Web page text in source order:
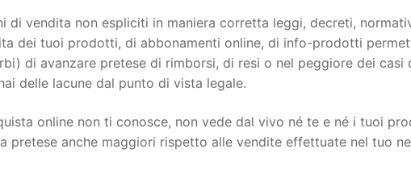
di vendita non espliciti in maniera corretta leggi, decreti,
dei tuoi prodotti, di abbonamenti online, di info-prodotti
di avanzare pretese di rimborsi, di resi o nel peggiore dei casi
delle lacune dal punto di vista legale.
online non ti conosce, non vede dal vivo né te e né i tuoi
pretese anche maggiori rispetto alle vendite effettuate nel tuo